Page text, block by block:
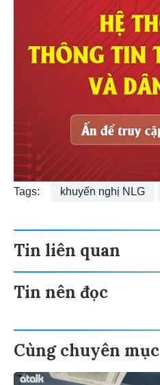
Tags: khuyến nghị NLG
Tin liên quan
Tin nên đọc
Cùng chuyên mục